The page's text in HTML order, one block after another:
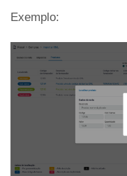
Exemplo: